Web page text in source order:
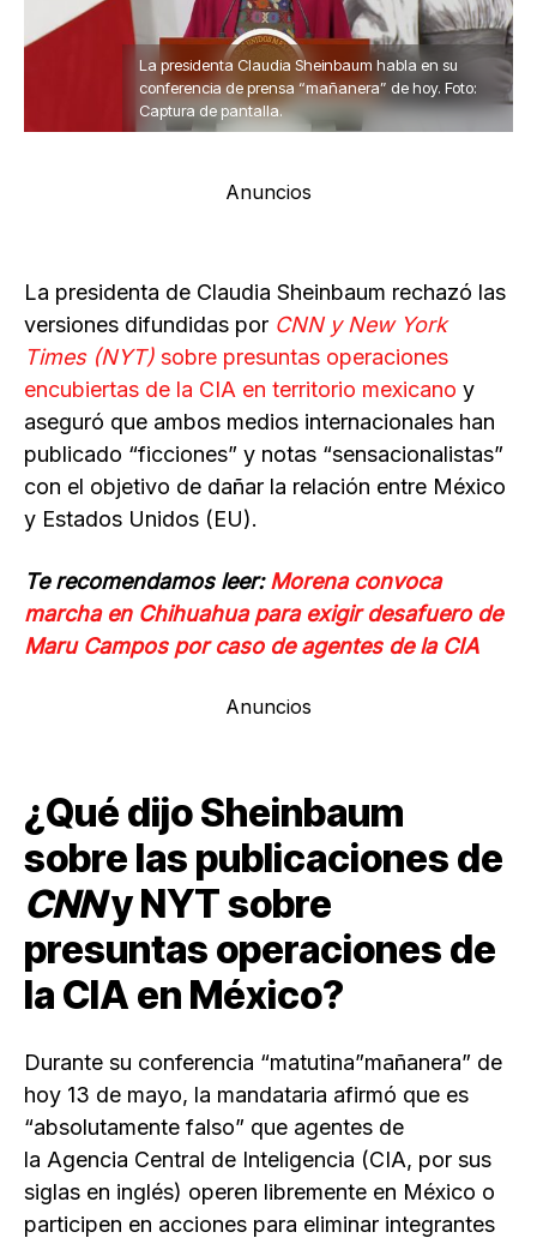
La presidenta Claudia Sheinbaum habla en su
conferencia de prensa “mañanera” de hoy. Foto:
Captura de pantalla.
Anuncios
La presidenta de Claudia Sheinbaum rechazó las
versiones difundidas por CNN y New York
Times (NYT) sobre presuntas operaciones
encubiertas de la CIA en territorio mexicano y
aseguró que ambos medios internacionales han
publicado “ficciones” y notas “sensacionalistas”
con el objetivo de dañar la relación entre México
y Estados Unidos (EU).
Te recomendamos leer:Morena convoca
marcha en Chihuahua para exigir desafuero de
Maru Campos por caso de agentes de la CIA
Anuncios
¿Qué dijo Sheinbaum
sobre las publicaciones de
CNNy NYT sobre
presuntas operaciones de
la CIA en México?
Durante su conferencia “matutina”mañanera” de
hoy 13 de mayo, la mandataria afirmó que es
“absolutamente falso” que agentes de
la Agencia Central de Inteligencia (CIA, por sus
siglas en inglés) operen libremente en México o
participen en acciones para eliminar integrantes